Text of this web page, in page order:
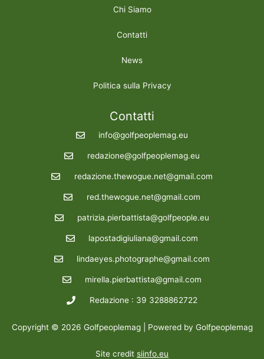
Chi Siamo
Contatti
News
Politica sulla Privacy
Contatti
info@golfpeoplemag.eu
redazione@golfpeoplemag.eu
redazione.thewogue.net@gmail.com
red.thewogue.net@gmail.com
patrizia.pierbattista@golfpeople.eu
lapostadigiuliana@gmail.com
lindaeyes.photographe@gmail.com
mirella.pierbattista@gmail.com
Redazione : 39 3288862722
Copyright © 2026 Golfpeoplemag | Powered by Golfpeoplemag
Site credit siinfo.eu